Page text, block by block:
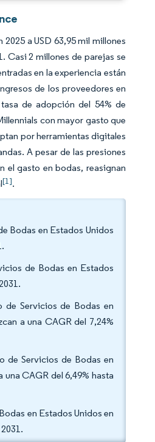
a USD 63,95 mil millones
Casi 2 millones de parejas se
en la experiencia están
de los proveedores en
de adopción del 54% de
con mayor gasto que
por herramientas digitales
A pesar de las presiones
el gasto en bodas, reasignan
[1].
Bodas en Estados Unidos
de Bodas en Estados
de Servicios de Bodas en
a una CAGR del 7,24%
de Servicios de Bodas en
CAGR del 6,49% hasta
en Estados Unidos en